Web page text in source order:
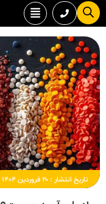
تاریخ انتشار : ۲۰ فروردین ۱۴۰۴